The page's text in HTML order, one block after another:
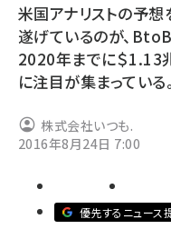
楽天 (1877)
ecbeing (1211)
アスクル (1124)
ビィ・フォアード
米国アナリストの予
遂げているのが、
2020年までに＄1.13
に注目が集まっている。
株式会社いつも.
2016年8月24日 7:00
優先するニュース